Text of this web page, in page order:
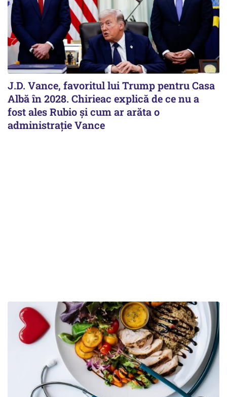
J.D. Vance, favoritul lui Trump pentru Casa
Albă în 2028. Chirieac explică de ce nu a
fost ales Rubio și cum ar arăta o
administrație Vance